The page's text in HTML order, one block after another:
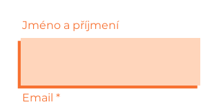
Jméno a příjmení
Email